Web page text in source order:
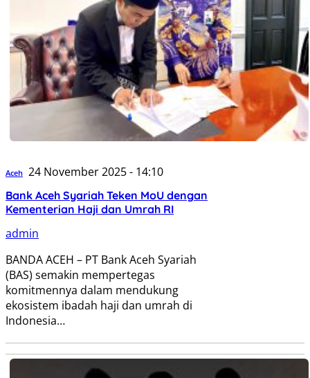
Aceh 24 November 2025 - 14:10
Bank Aceh Syariah Teken MoU dengan
Kementerian Haji dan Umrah RI
admin
BANDA ACEH – PT Bank Aceh Syariah
(BAS) semakin mempertegas
komitmennya dalam mendukung
ekosistem ibadah haji dan umrah di
Indonesia…